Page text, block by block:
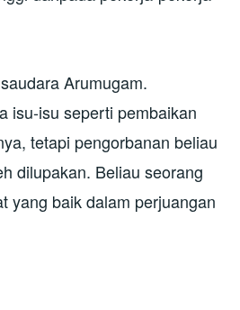
Arumugam.
isu-isu seperti pembaikan
tetapi pengorbanan beliau
dilupakan. Beliau seorang
yang baik dalam perjuangan